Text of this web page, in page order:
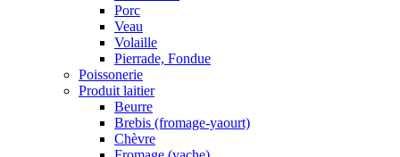
Porc
Veau
Volaille
Pierrade, Fondue
Poissonerie
Produit laitier
Beurre
Brebis (fromage-yaourt)
Chèvre